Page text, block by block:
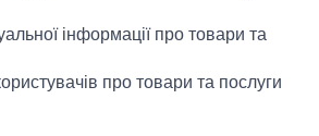
інформації про товари та
про товари та послуги